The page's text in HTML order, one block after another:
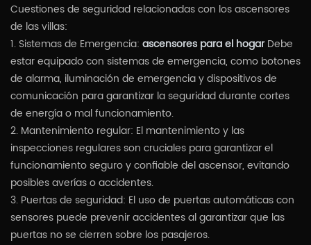
Cuestiones de seguridad relacionadas con los ascensores
de las villas:
1. Sistemas de Emergencia: ascensores para el hogarDebe
estar equipado con sistemas de emergencia, como botones
de alarma, iluminación de emergencia y dispositivos de
comunicación para garantizar la seguridad durante cortes
de energía o mal funcionamiento.
2. Mantenimiento regular: El mantenimiento y las
inspecciones regulares son cruciales para garantizar el
funcionamiento seguro y confiable del ascensor, evitando
posibles averías o accidentes.
3. Puertas de seguridad: El uso de puertas automáticas con
sensores puede prevenir accidentes al garantizar que las
puertas no se cierren sobre los pasajeros.